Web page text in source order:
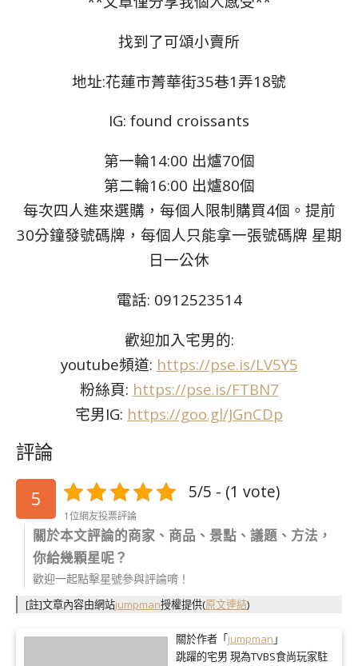
找到了可頌小賣所
地址:花蓮市菁華街35巷1弄18號
IG: found croissants
第一輪14:00 出爐70個
第二輪16:00 出爐80個
每次四人進來選購，每個人限制購買4個。提前
30分鐘發號碼牌，每個人只能拿一張號碼牌 星期
日一公休
電話: 0912523514
歡迎加入宅男的:
youtube頻道: https://pse.is/LV5Y5
粉絲頁: https://pse.is/FTBN7
宅男IG: https://goo.gl/JGnCDp
評論
5
5/5 - (1 vote)
1位網友投票評論
關於本文評論的商家、商品、景點、議題、方法，
你給幾顆星呢？
歡迎一起點擊星號參與評論唷！
[註]文章內容由網站jumpman授權提供(原文連結)
關於作者「jumpman 」
跳躍的宅男 現為TVBS食尚玩家駐